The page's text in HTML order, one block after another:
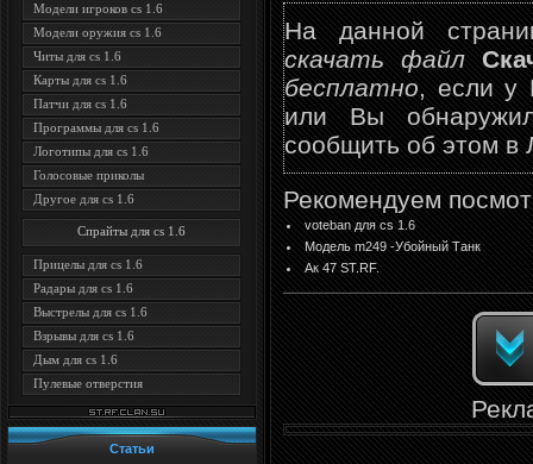
Модели игроков cs 1.6
Модели оружия cs 1.6
Читы для cs 1.6
Карты для cs 1.6
Патчи для cs 1.6
Программы для cs 1.6
Логотипы для cs 1.6
Голосовые приколы
Другое для cs 1.6
Спрайты для cs 1.6
Прицелы для cs 1.6
Радары для cs 1.6
Выстрелы для cs 1.6
Взрывы для cs 1.6
Дым для cs 1.6
Пулевые отверстия
Статьи
На данной
скачать файл
бесплатно, если у
или Вы
сообщить об этом в
Рекомендуем
voteban для cs 1.6
Модель m249 -Убойный Танк
Ак 47 ST.RF.